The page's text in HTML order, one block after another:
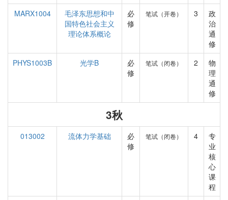
MARX1004
毛泽东思想和中
国特色社会主义
理论体系概论
必
修
笔试（开卷） 3
政
治
通
修
PHYS1003B
光学B
必
修
笔试（闭卷） 2
物
理
通
修
3秋
013002 流体力学基础
必
修
笔试（闭卷） 4
专
业
核
心
课
程